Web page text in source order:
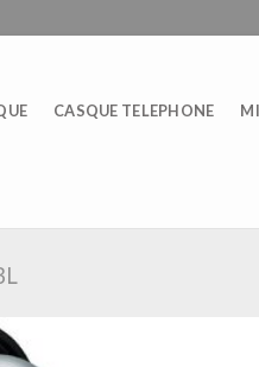
CASQUE TELEPHONE